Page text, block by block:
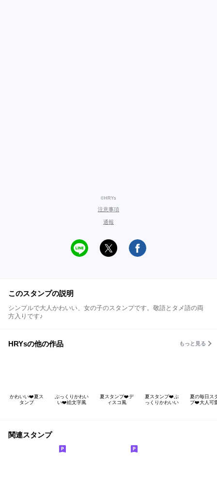
©HRYs
注意事項
通報
このスタンプの説明
シンプルで大人かわいい、女の子のスタンプです。敬語とタメ語の両
方入りです♪
HRYsの他の作品 もっと見る
かわいい❤️夏ス
タンプ
ぷっくりかわい
い❤️絵文字風
夏スタンプ❤️デ
ィスコ風
夏スタンプ❤️ぷ
っくりかわいい
夏の毎日ス
プ❤️大人可
関連スタンプ